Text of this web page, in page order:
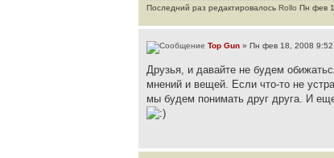
Последний раз редактировалось Rollo Пн фев
Top Gun » Пн фев 18, 2008 9:52
Друзья, и давайте не будем
мнений и вещей. Если что-то не
мы будем понимать друг друга. И